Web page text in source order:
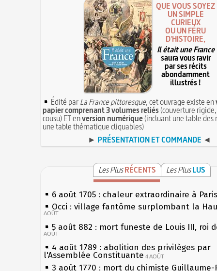
QUE VOUS SOYEZ
UN SIMPLE
CURIEUX
OU UN FÉRU
D'HISTOIRE,
Il était une France
saura vous ravir
par ses récits
abondamment
illustrés !
Édité parLa France pittoresque, cet ouvrage existe en
papier comprenant 3 volumes reliés(couverture
cousu) ET enversion numérique(incluant une table des
une table thématique cliquables)
► PRÉSENTATION ET COMMANDE ◄
Les PlusRÉCENTS Les PlusLUS
6 août 1705 : chaleur extraordinaire à Paris
Occi : village fantôme surplombant la
AOÛT
5 août 882 : mort funeste de Louis III, roi
AOÛT
4 août 1789 : abolition des privilèges par
l'Assemblée Constituante 4 AOÛT
3 août 1770 : mort du chimiste Guillaume-